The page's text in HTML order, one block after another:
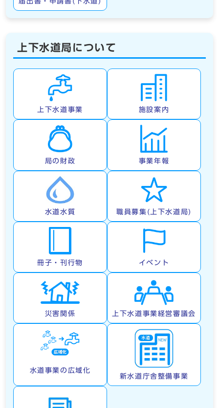
上下水道局について
上下水道事業 施設案内
局の財政 事業年報
水道水質 職員募集(上下水道局)
冊子・刊行物 イベント
災害関係 上下水道事業経営審議会
水道事業の広域化
新水道庁舎整備事業